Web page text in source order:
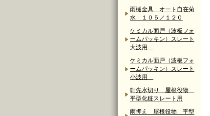
雨樋金具 オート自在菊
水 １０５／１２０
ケミカル面戸（波板フォ
ームパッキン）スレート
大波用
ケミカル面戸（波板フォ
ームパッキン）スレート
小波用
軒先水切り 屋根役物
平型化粧スレート用
雨押え 屋根役物 平型